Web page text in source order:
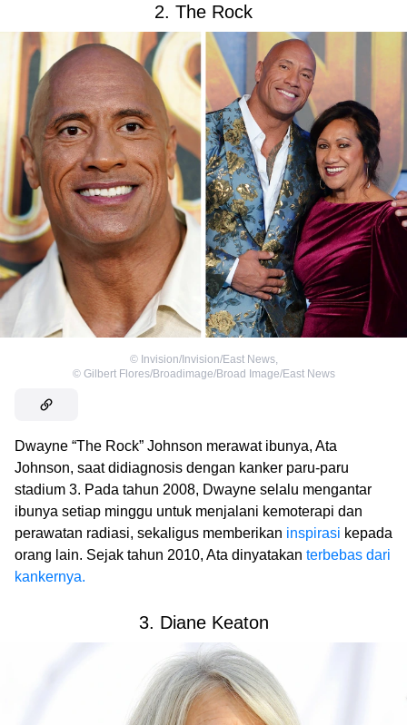
2. The Rock
© Invision/Invision/East News,
© Gilbert Flores/Broadimage/Broad Image/East News
Dwayne “The Rock” Johnson merawat ibunya, Ata
Johnson, saat didiagnosis dengan kanker paru-paru
stadium 3. Pada tahun 2008, Dwayne selalu mengantar
ibunya setiap minggu untuk menjalani kemoterapi dan
perawatan radiasi, sekaligus memberikan inspirasi kepada
orang lain. Sejak tahun 2010, Ata dinyatakan terbebas dari
kankernya.
3. Diane Keaton